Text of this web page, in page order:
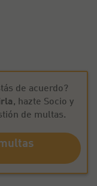
de acuerdo?
, hazte Socio y
de multas.